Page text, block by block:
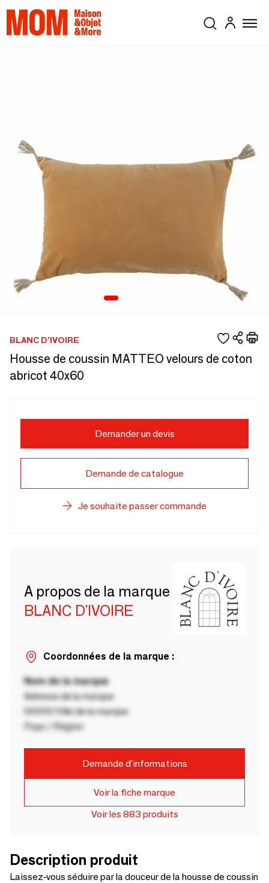
BLANC D'IVOIRE
Housse de coussin MATTEO velours de coton
abricot 40x60
Demander un devis
Demande de catalogue
Je souhaite passer commande
A propos de la marque
BLANC D'IVOIRE
Coordonnées de la marque :
Nom de la marque
Adresse de la marque
00000 Ville de la marque
Pays / Région
Demande d'informations
Voir la fiche marque
Voir les 883 produits
Description produit
Laissez-vous séduire par la douceur de la housse de coussin